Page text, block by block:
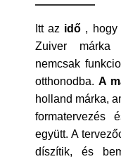
Itt az idő , hogy
Zuiver márka
nemcsak
otthonodba. A
holland márka,
formatervezés
együtt. A
díszítik, és